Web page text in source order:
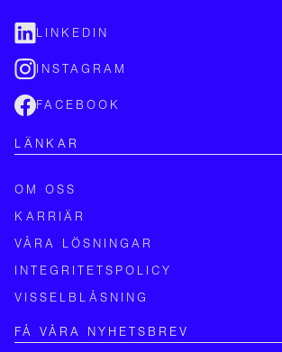
LINKEDIN
INSTAGRAM
FACEBOOK
LÄNKAR
OM OSS
KARRIÄR
VÅRA LÖSNINGAR
INTEGRITETSPOLICY
VISSELBLÅSNING
FÅ VÅRA NYHETSBREV